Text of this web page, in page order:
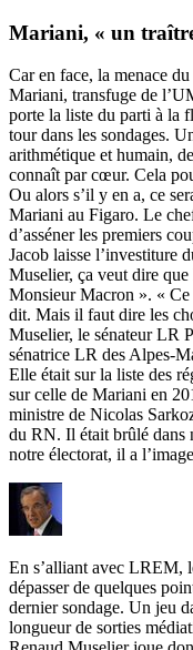
Mariani, « un
Car en face, la menace
Mariani, transfuge de
porte la liste du parti à la
tour dans les sondages.
arithmétique et humain,
connaît par cœur. Cela
Ou alors s’il y en a, ce
Mariani au Figaro. Le
d’asséner les premiers
Jacob laisse l’investiture
Muselier, ça veut dire
Monsieur Macron ». « Ce
dit. Mais il faut dire les
Muselier, le sénateur LR
sénatrice LR des Alpes-
Elle était sur la liste des
sur celle de Mariani en
ministre de Nicolas
du RN. Il était brûlé dans
notre électorat, il a
En s’alliant avec LREM,
dépasser de quelques
dernier sondage. Un jeu
longueur de sorties